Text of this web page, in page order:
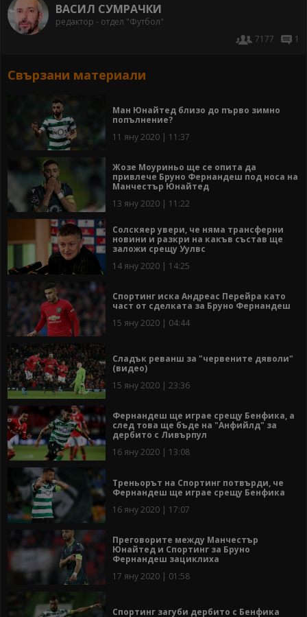
ВАСИЛ СУМРАЧКИ
редактор - отдел "Футбол"
7177
1
Свързани материали
Ман Юнайтед близо до първо зимно
попълнение?
11 яну 2020 | 11:37
Жозе Моуриньо ще се опита да
привлече Бруно Фернандеш под носа на
Манчестър Юнайтед
13 яну 2020 | 11:22
Солскяер увери, че няма трансферни
новини и разкри на какъв състав ще
заложи срещу Уулвс
14 яну 2020 | 14:25
Спортинг иска Андреас Перейра като
част от сделката за Бруно Фернандеш
15 яну 2020 | 04:44
Сладък реванш за "червените дяволи"
(видео)
15 яну 2020 | 23:36
Фернандеш ще играе срещу Бенфика, а
след това ще бъде на "Анфийлд" за
дербито с Ливърпул
16 яну 2020 | 13:08
Треньорът на Спортинг потвърди, че
Фернандеш ще играе срещу Бенфика
16 яну 2020 | 17:07
Преговорите между Манчестър
Юнайтед и Спортинг за Бруно
Фернандеш зациклиха
17 яну 2020 | 01:58
Спортинг загуби дербито с Бенфика